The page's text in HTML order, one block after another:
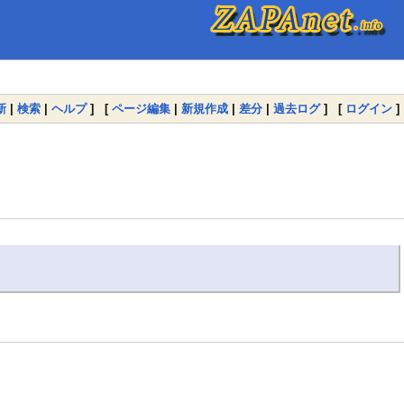
| 検索 | ヘルプ] [ ページ編集 | 新規作成 | 差分 | 過去ログ] [ ログイン ]